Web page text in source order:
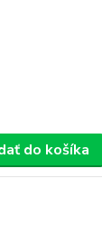
do košíka